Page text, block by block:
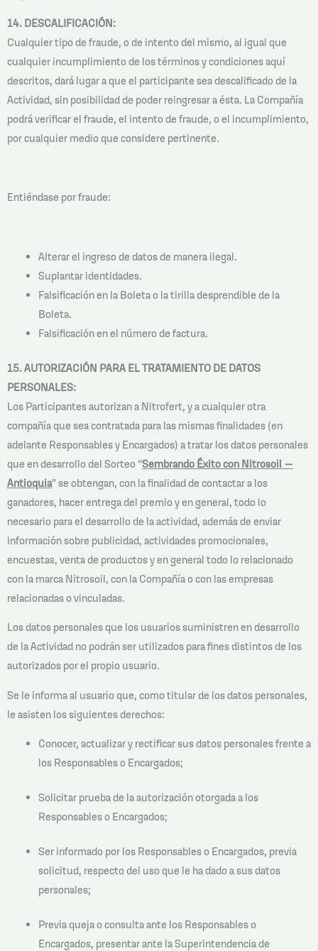
14. DESCALIFICACIÓN:
Cualquier tipo de fraude, o de intento del mismo, al igual que
cualquier incumplimiento de los términos y condiciones aquí
descritos, dará lugar a que el participante sea descalificado de la
Actividad, sin posibilidad de poder reingresar a ésta. La Compañía
podrá verificar el fraude, el intento de fraude, o el incumplimiento,
por cualquier medio que considere pertinente.
Entiéndase por fraude:
Alterar el ingreso de datos de manera ilegal.
Suplantar identidades.
Falsificación en la Boleta o la tirilla desprendible de la
Boleta.
Falsificación en el número de factura.
15. AUTORIZACIÓN PARA EL TRATAMIENTO DE DATOS
PERSONALES:
Los Participantes autorizan a Nitrofert, y a cualquier otra
compañía que sea contratada para las mismas finalidades (en
adelante Responsables y Encargados) a tratar los datos personales
que en desarrollo del Sorteo “Sembrando Éxito con Nitrosoil –
Antioquia” se obtengan, con la finalidad de contactar a los
ganadores, hacer entrega del premio y en general, todo lo
necesario para el desarrollo de la actividad, además de enviar
información sobre publicidad, actividades promocionales,
encuestas, venta de productos y en general todo lo relacionado
con la marca Nitrosoil, con la Compañía o con las empresas
relacionadas o vinculadas.
Los datos personales que los usuarios suministren en desarrollo
de la Actividad no podrán ser utilizados para fines distintos de los
autorizados por el propio usuario.
Se le informa al usuario que, como titular de los datos personales,
le asisten los siguientes derechos:
Conocer, actualizar y rectificar sus datos personales frente a
los Responsables o Encargados;
Solicitar prueba de la autorización otorgada a los
Responsables o Encargados;
Ser informado por los Responsables o Encargados, previa
solicitud, respecto del uso que le ha dado a sus datos
personales;
Previa queja o consulta ante los Responsables o
Encargados, presentar ante la Superintendencia de